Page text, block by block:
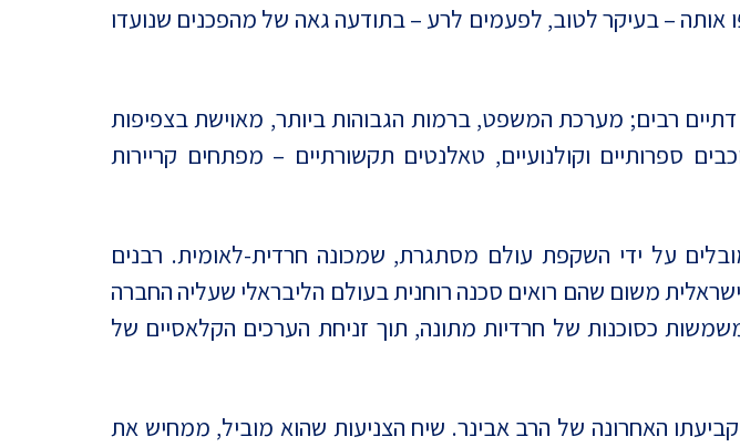
– בעיקר לטוב, לפעמים לרע – בתודעה גאה של מהפכנים שנועדו
רבים; מערכת המשפט, ברמות הגבוהות ביותר, מאוישת בצפיפות
ספרותיים וקולנועיים, טאלנטים תקשורתיים – מפתחים קריירות
על ידי השקפת עולם מסתגרת, שמכונה חרדית-לאומית. רבנים
משום שהם רואים סכנה רוחנית בעולם הליבראלי שעליה החברה
כסוכנות של חרדיות מתונה, תוך זניחת הערכים הקלאסיים של
האחרונה של הרב אבינר. שיח הצניעות שהוא מוביל, ממחיש את